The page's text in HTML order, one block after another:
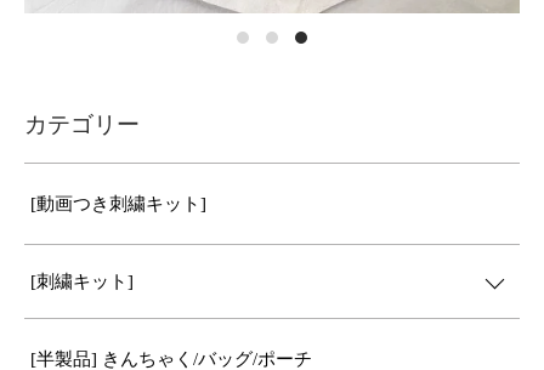
カテゴリー
[動画つき刺繍キット]
[刺繍キット]
[半製品] きんちゃく/バッグ/ポーチ